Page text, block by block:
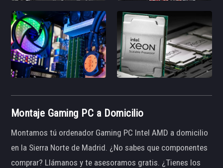
Montaje Gaming PC a Domicilio
Montamos tú ordenador Gaming PC Intel AMD a domicilio
en la Sierra Norte de Madrid. ¿No sabes que componentes
comprar? Llámanos y te asesoramos gratis. ¿Tienes los